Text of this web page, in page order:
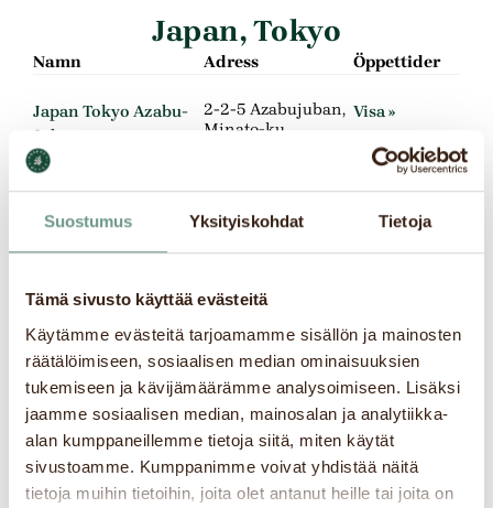
Suostumus Yksityiskohdat Tietoja
Tämä sivusto käyttää evästeitä
Käytämme evästeitä tarjoamamme sisällön ja mainosten
räätälöimiseen, sosiaalisen median ominaisuuksien
tukemiseen ja kävijämäärämme analysoimiseen. Lisäksi
jaamme sosiaalisen median, mainosalan ja analytiikka-
alan kumppaneillemme tietoja siitä, miten käytät
sivustoamme. Kumppanimme voivat yhdistää näitä
tietoja muihin tietoihin, joita olet antanut heille tai joita on
Japan,Tokyo
Namn Adress Öppettider
Japan Tokyo Azabu-
Juban
2-2-5 Azabujuban,
Minato-ku
Visa »
Japan Tokyo Dome
1-3-61 Koraku,
112-0004
Visa »
Japan Tokyo Forest
Square Sengawa
3-1-17
Sengawacho
Tokyo
Visa »